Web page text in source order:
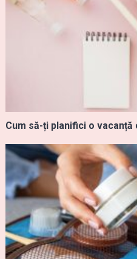
Cum să-ți planifici o